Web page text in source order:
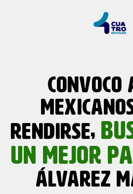
CONVOCO
RENDIRSE,
UN MEJOR
ÁLVAREZ